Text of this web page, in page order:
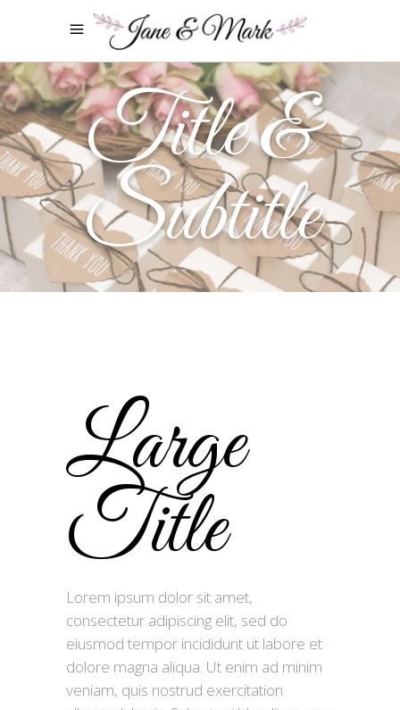
Title &
Subtitle
Large
Title
Lorem ipsum dolor sit amet,
consectetur adipiscing elit, sed do
eiusmod tempor incididunt ut labore et
dolore magna aliqua. Ut enim ad minim
veniam, quis nostrud exercitation